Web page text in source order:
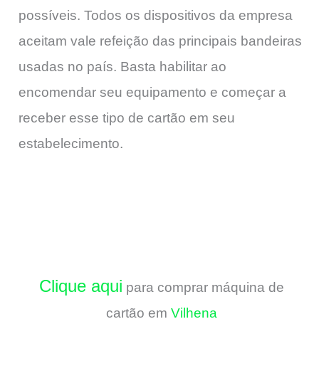
possíveis. Todos os dispositivos da empresa
aceitam vale refeição das principais bandeiras
usadas no país. Basta habilitar ao
encomendar seu equipamento e começar a
receber esse tipo de cartão em seu
estabelecimento.
Clique aqui para comprar máquina de
cartão em Vilhena